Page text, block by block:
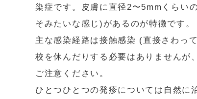
染症です。皮膚に直径2〜5mmくらい
そみたいな感じ)があるのが特徴です
主な感染経路は接触感染 (直接さわっ
校を休んだりする必要はありませんが
ご注意ください。
ひとつひとつの発疹については自然に